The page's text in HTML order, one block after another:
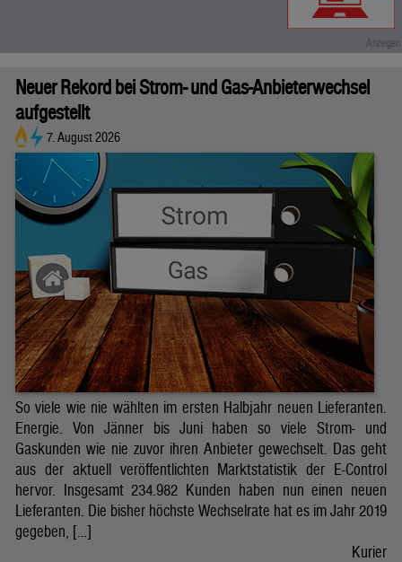
Neuer Rekord bei Strom- und Gas-Anbieterwechsel
aufgestellt
7. August 2026
So viele wie nie wählten im ersten Halbjahr neuen Lieferanten.
Energie. Von Jänner bis Juni haben so viele Strom- und
Gaskunden wie nie zuvor ihren Anbieter gewechselt. Das geht
aus der aktuell veröffentlichten Marktstatistik der E-Control
hervor. Insgesamt 234.982 Kunden haben nun einen neuen
Lieferanten. Die bisher höchste Wechselrate hat es im Jahr 2019
gegeben, […]
Kurier